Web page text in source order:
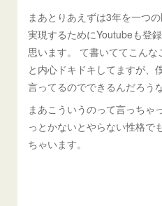
まあとりあえずは3年を一つ
実現するためにYoutubeも登
思います。 て書いててこん
と内心ドキドキしてますが、
言ってるのでできるんだろう
まあこういうのって言っちゃ
っとかないとやらない性格で
ちゃいます。